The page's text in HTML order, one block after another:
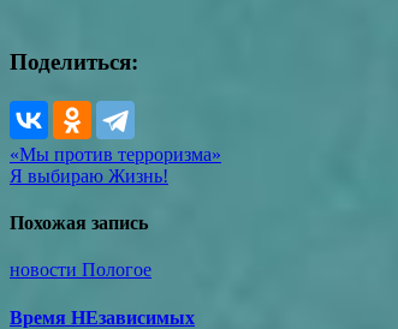
Поделиться:
Навигация
по
записям
«Мы против терроризма»
Я выбираю Жизнь!
Похожая запись
новости Пологое
Время НЕзависимых